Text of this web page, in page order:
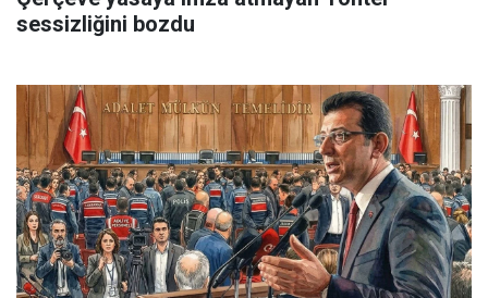
sessizliğini bozdu